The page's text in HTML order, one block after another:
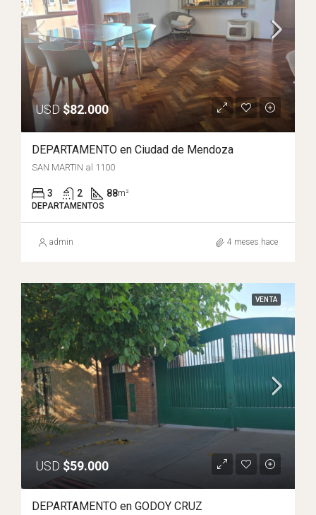
USD$82.000
DEPARTAMENTO en Ciudad de Mendoza
SAN MARTIN al 1100
3 2 88m²
DEPARTAMENTOS
admin 4 meses hace
VENTA
USD $59.000
DEPARTAMENTO en GODOY CRUZ